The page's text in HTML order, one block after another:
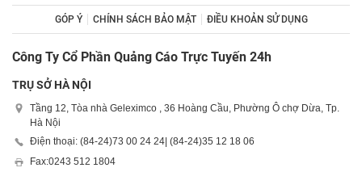
GÓP Ý CHÍNH SÁCH BẢO MẬT ĐIỀU KHOẢN SỬ DỤNG
Công Ty Cổ Phần Quảng Cáo Trực Tuyến 24h
TRỤ SỞ HÀ NỘI
Tầng 12, Tòa nhà Geleximco , 36 Hoàng Cầu, Phường Ô chợ Dừa, Tp.
Hà Nội
Điện thoại: (84-24)73 00 24 24| (84-24)35 12 18 06
Fax:0243 512 1804